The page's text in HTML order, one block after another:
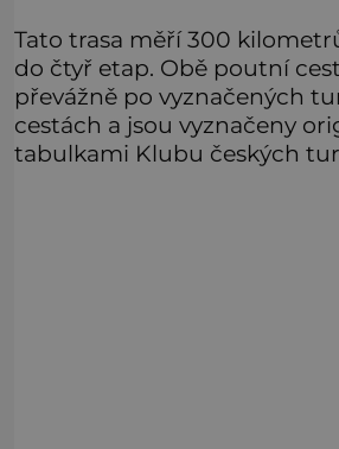
Tato trasa měří 300
do čtyř etap. Obě poutní
převážně po vyznačených
cestách a jsou vyznačeny
tabulkami Klubu českých